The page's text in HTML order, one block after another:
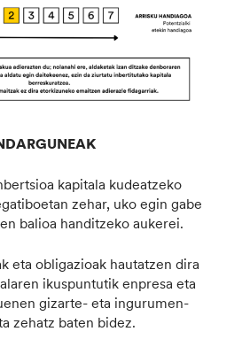
kapitala kudeatzeko
zehar, uko egin gabe
balioa handitzeko aukerei.
eta obligazioak hautatzen dira
ikuspuntutik enpresa eta
gizarte- eta ingurumen-
zehatz baten bidez.